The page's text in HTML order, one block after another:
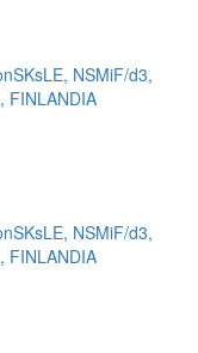
NSMiF/d3,
FINLANDIA
NSMiF/d3,
FINLANDIA